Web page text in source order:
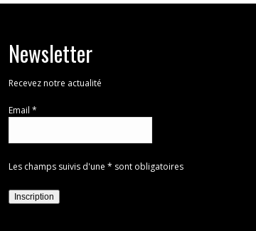
Newsletter
Recevez notre actualité
Email *
Les champs suivis d'une * sont obligatoires